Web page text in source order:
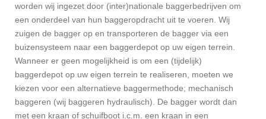
worden wij ingezet door (inter)nationale baggerbedrijven om
een onderdeel van hun baggeropdracht uit te voeren. Wij
zuigen de bagger op en transporteren de bagger via een
buizensysteem naar een baggerdepot op uw eigen terrein.
Wanneer er geen mogelijkheid is om een (tijdelijk)
baggerdepot op uw eigen terrein te realiseren, moeten we
kiezen voor een alternatieve baggermethode; mechanisch
baggeren (wij baggeren hydraulisch). De bagger wordt dan
met een kraan of schuifboot i.c.m. een kraan in een